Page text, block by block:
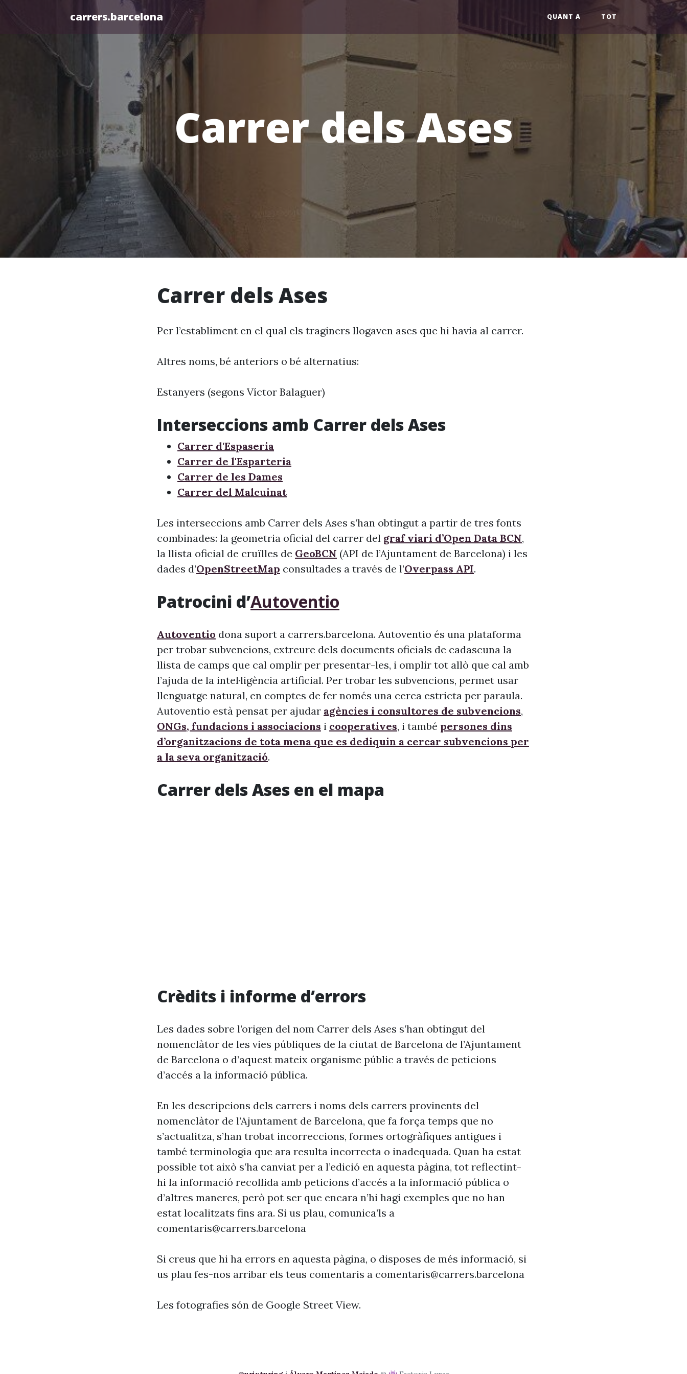
carrers.barcelona QUANT A TOT
Carrer dels Ases
Carrer dels Ases
Per l’establiment en el qual els traginers llogaven ases que hi havia al carrer.
Altres noms, bé anteriors o bé alternatius:
Estanyers (segons Víctor Balaguer)
Interseccions amb Carrer dels Ases
Carrer d'Espaseria
Carrer de l'Esparteria
Carrer de les Dames
Carrer del Malcuinat
Les interseccions amb Carrer dels Ases s’han obtingut a partir de tres fonts
combinades: la geometria oficial del carrer del graf viari d’Open Data BCN,
la llista oficial de cruïlles de GeoBCN (API de l’Ajuntament de Barcelona) i les
dades d’OpenStreetMap consultades a través de l’Overpass API.
Patrocini d’Autoventio
Autoventio dona suport a carrers.barcelona. Autoventio és una plataforma
per trobar subvencions, extreure dels documents oficials de cadascuna la
llista de camps que cal omplir per presentar-les, i omplir tot allò que cal amb
l’ajuda de la intel·ligència artificial. Per trobar les subvencions, permet usar
llenguatge natural, en comptes de fer només una cerca estricta per paraula.
Autoventio està pensat per ajudar agències i consultores de subvencions,
ONGs, fundacions i associacions i cooperatives, i també persones dins
d’organitzacions de tota mena que es dediquin a cercar subvencions per
a la seva organització.
Carrer dels Ases en el mapa
Crèdits i informe d’errors
Les dades sobre l’origen del nom Carrer dels Ases s’han obtingut del
nomenclàtor de les vies públiques de la ciutat de Barcelona de l’Ajuntament
de Barcelona o d’aquest mateix organisme públic a través de peticions
d’accés a la informació pública.
En les descripcions dels carrers i noms dels carrers provinents del
nomenclàtor de l’Ajuntament de Barcelona, que fa força temps que no
s’actualitza, s’han trobat incorreccions, formes ortogràfiques antigues i
també terminologia que ara resulta incorrecta o inadequada. Quan ha estat
possible tot això s’ha canviat per a l’edició en aquesta pàgina, tot reflectint-
hi la informació recollida amb peticions d’accés a la informació pública o
d’altres maneres, però pot ser que encara n’hi hagi exemples que no han
estat localitzats fins ara. Si us plau, comunica’ls a
comentaris@carrers.barcelona
Si creus que hi ha errors en aquesta pàgina, o disposes de més informació, si
us plau fes-nos arribar els teus comentaris a comentaris@carrers.barcelona
Les fotografies són de Google Street View.